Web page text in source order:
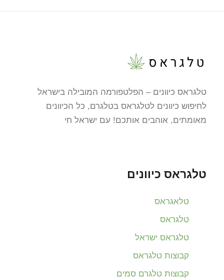
טלגראס כיוונים – הפלטפורמה המובילה בישראל
לחיפוש כיוונים לטלגראס בטלגרם, כל הכיוונים
מאומתים, אוהבים אותכם! עם ישראל חי
טלגראס כיוונים
טלאגראס
טלגראס
טלגראס ישראל
קבוצות טלגראס
קבוצות טלגרם סמים